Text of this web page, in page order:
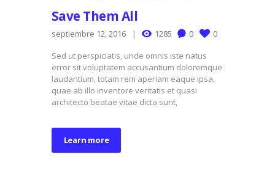
Save Them All
septiembre 12, 2016 1285 0 0
Sed ut perspiciatis, unde omnis iste natus
error sit voluptatem accusantium doloremque
laudantium, totam rem aperiam eaque ipsa,
quae ab illo inventore veritatis et quasi
architecto beatae vitae dicta sunt,
Learn more